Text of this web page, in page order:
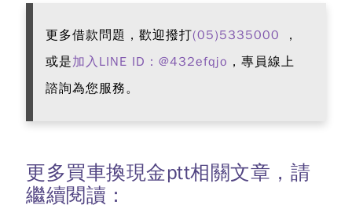
更多借款問題，歡迎撥打(05)5335000
，
或是加入LINE ID：@432efqjo ，專員線上
諮詢為您服務。
更多買車換現金ptt相關文章，請
繼續閱讀：